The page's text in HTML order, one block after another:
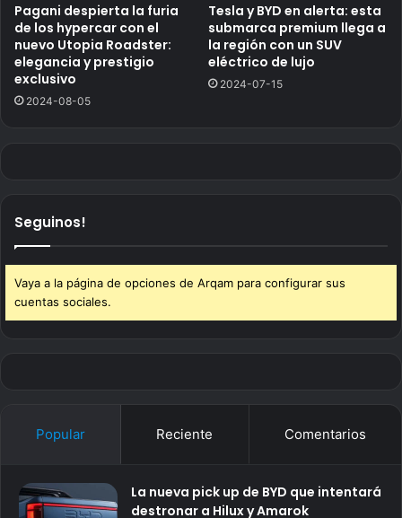
Pagani despierta la furia
de los hypercar con el
nuevo Utopia Roadster:
elegancia y prestigio
exclusivo
2024-08-05
Tesla y BYD en alerta: esta
submarca premium llega a
la región con un SUV
eléctrico de lujo
2024-07-15
Seguinos!
Vaya a la página de opciones de Arqam para configurar sus
cuentas sociales.
Popular Reciente Comentarios
La nueva pick up de BYD que intentará
destronar a Hilux y Amarok